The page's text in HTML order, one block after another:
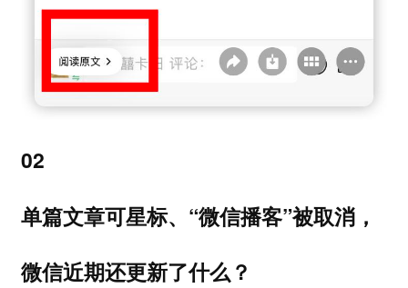
02
单篇文章可星标、“微信播客”被取消，
微信近期还更新了什么？